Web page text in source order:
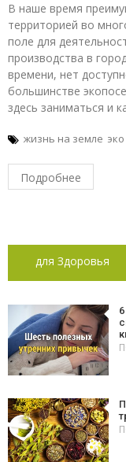
В наше время
территорией во
поле для
производства в
времени, нет
большинстве
здесь заниматься и
жизнь на земле
Подробнее
для Здоровья